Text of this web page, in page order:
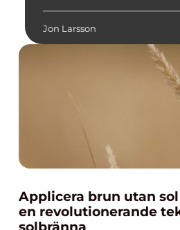
Jon Larsson
Applicera brun utan
en revolutionerande